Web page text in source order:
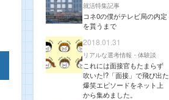
就活特集記事
コネ0の僕がテレビ局の内定
を貰うまで
2018.01.31
リアルな選考情報・体験談
これには面接官もたまらず
吹いた!?「面接」で飛び出た
爆笑エピソードをネット上
から集めました。